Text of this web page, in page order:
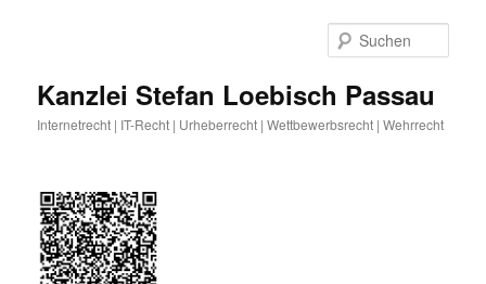
Kanzlei Stefan Loebisch Passau
Internetrecht | IT-Recht | Urheberrecht | Wettbewerbsrecht | Wehrrecht